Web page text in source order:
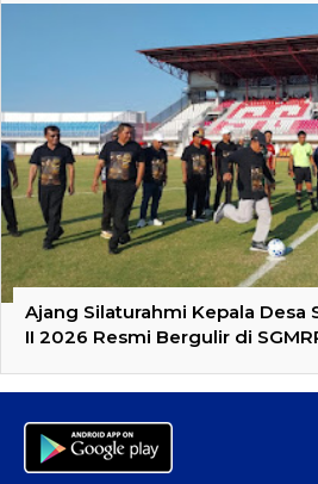
Ajang Silaturahmi Kepala Desa
II 2026 Resmi Bergulir di